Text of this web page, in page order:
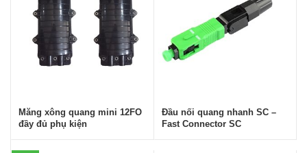
Măng xông quang mini 12FO
đầy đủ phụ kiện
Đầu nối quang nhanh SC –
Fast Connector SC